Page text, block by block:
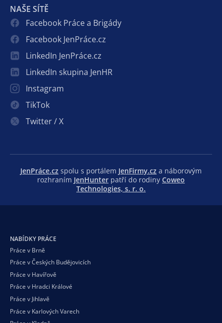
NAŠE SÍTĚ
Facebook Práce a Brigády
Facebook JenPráce.cz
LinkedIn JenPráce.cz
LinkedIn skupina JenHR
Instagram
TikTok
Twitter / X
JenPráce.cz spolu s portálem JenFirmy.cz a náborovým
rozhraním JenHunter patří do rodiny Coweo
Technologies, s. r. o.
NABÍDKY PRÁCE
Práce v Brně
Práce v Českých Budějovicích
Práce v Havířově
Práce v Hradci Králové
Práce v Jihlavě
Práce v Karlových Varech